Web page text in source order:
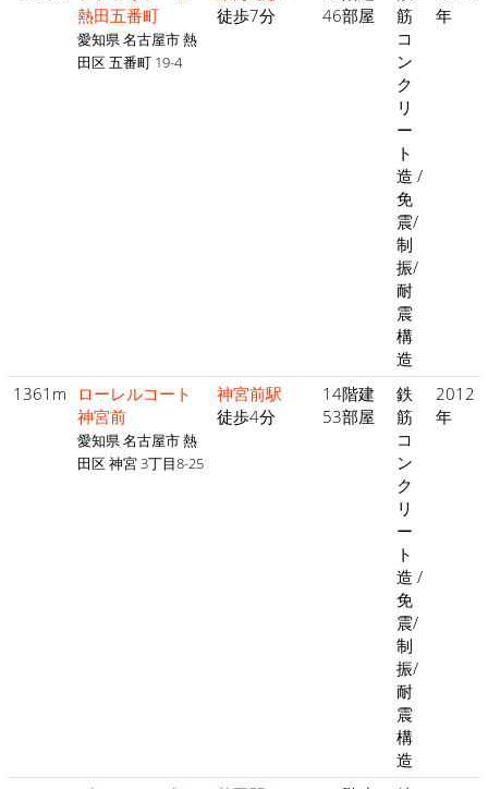
熱田五番町
愛知県 名古屋市 熱
田区 五番町 19-4
徒歩7分
46部屋
筋
コ
ン
ク
リ
ー
ト
造 /
免
震/
制
振/
耐
震
構
造
年
1361m
ローレルコート
神宮前
愛知県 名古屋市 熱
田区 神宮 3丁目8-25
神宮前駅
徒歩4分
14階建
53部屋
鉄
筋
コ
ン
ク
リ
ー
ト
造 /
免
震/
制
振/
耐
震
構
造
2012
年